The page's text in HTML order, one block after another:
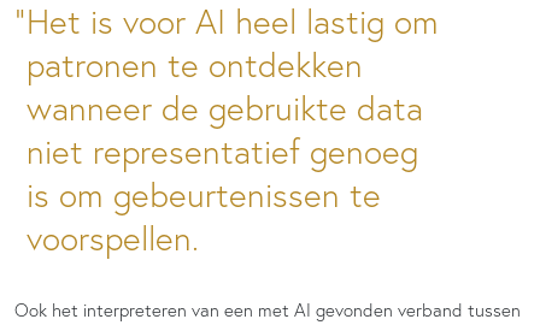
Het is voor AI heel lastig om
patronen te ontdekken
wanneer de gebruikte data
niet representatief genoeg
is om gebeurtenissen te
voorspellen.
Ook het interpreteren van een met AI gevonden verband tussen